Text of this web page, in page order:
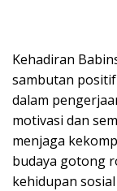
Kehadiran
sambutan
dalam
motivasi dan
menjaga
budaya gotong
kehidupan